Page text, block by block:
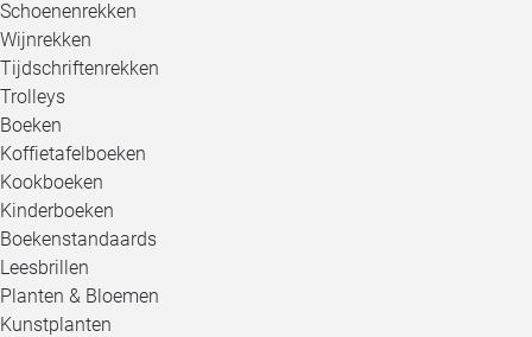
Schoenenrekken
Wijnrekken
Tijdschriftenrekken
Trolleys
Boeken
Koffietafelboeken
Kookboeken
Kinderboeken
Boekenstandaards
Leesbrillen
Planten & Bloemen
Kunstplanten